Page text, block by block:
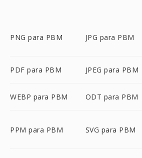
PNG para PBM JPG para PBM
PDF para PBM JPEG para PBM
WEBP para PBM ODT para PBM
PPM para PBM SVG para PBM